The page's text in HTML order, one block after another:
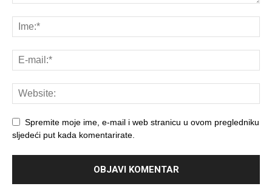
Spremite moje ime, e-mail i web stranicu u ovom pregledniku
sljedeći put kada komentarirate.